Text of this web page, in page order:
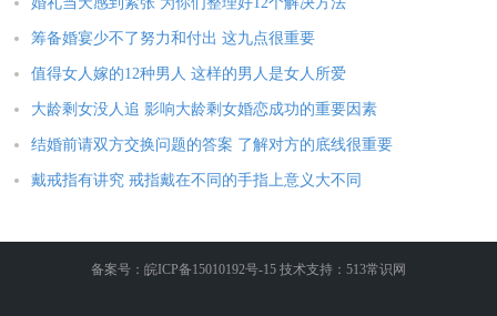
筹备婚宴少不了努力和付出 这九点很重要
值得女人嫁的12种男人 这样的男人是女人所爱
大龄剩女没人追 影响大龄剩女婚恋成功的重要因素
结婚前请双方交换问题的答案 了解对方的底线很重要
戴戒指有讲究 戒指戴在不同的手指上意义大不同
备案号：皖ICP备15010192号-15 技术支持：513常识网